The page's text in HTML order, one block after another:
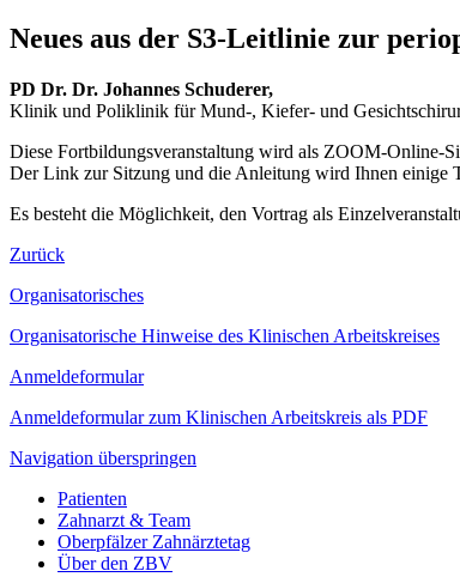
Neues aus der S3-Leitlinie zur
PD Dr. Dr. Johannes Schuderer,
Klinik und Poliklinik für Mund-, Kiefer- und
Diese Fortbildungsveranstaltung wird als ZOOM-Online-
Der Link zur Sitzung und die Anleitung wird Ihnen einige
Es besteht die Möglichkeit, den Vortrag als
Zurück
Organisatorisches
Organisatorische Hinweise des Klinischen Arbeitskreises
Anmeldeformular
Anmeldeformular zum Klinischen Arbeitskreis als PDF
Navigation überspringen
Patienten
Zahnarzt & Team
Oberpfälzer Zahnärztetag
Über den ZBV